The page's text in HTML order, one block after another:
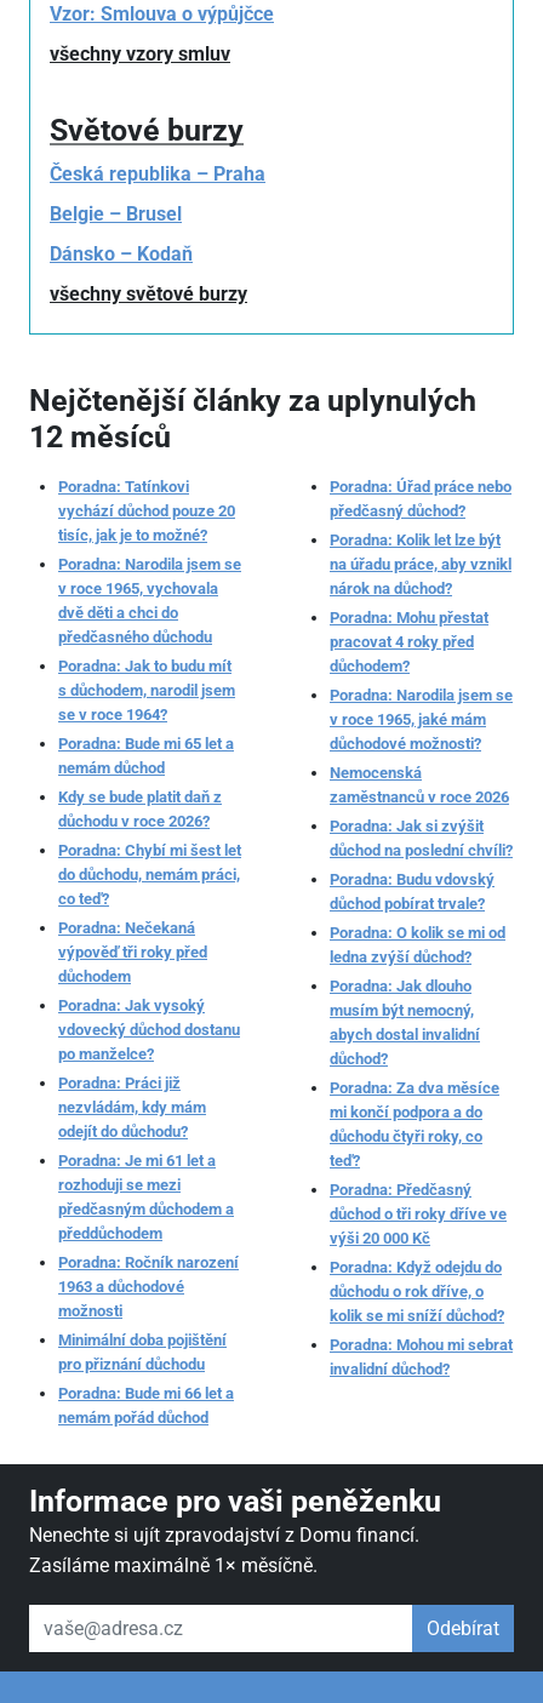
Vzor: Smlouva o výpůjčce
všechny vzory smluv
Světové burzy
Česká republika – Praha
Belgie – Brusel
Dánsko – Kodaň
všechny světové burzy
Nejčtenější články za uplynulých
12 měsíců
Poradna: Tatínkovi
vychází důchod pouze 20
tisíc, jak je to možné?
Poradna: Narodila jsem se
v roce 1965, vychovala
dvě děti a chci do
předčasného důchodu
Poradna: Jak to budu mít
s důchodem, narodil jsem
se v roce 1964?
Poradna: Bude mi 65 let a
nemám důchod
Kdy se bude platit daň z
důchodu v roce 2026?
Poradna: Chybí mi šest let
do důchodu, nemám práci,
co teď?
Poradna: Nečekaná
výpověď tři roky před
důchodem
Poradna: Jak vysoký
vdovecký důchod dostanu
po manželce?
Poradna: Práci již
nezvládám, kdy mám
odejít do důchodu?
Poradna: Je mi 61 let a
rozhoduji se mezi
předčasným důchodem a
předdůchodem
Poradna: Ročník narození
1963 a důchodové
možnosti
Minimální doba pojištění
pro přiznání důchodu
Poradna: Bude mi 66 let a
nemám pořád důchod
Poradna: Úřad práce nebo
předčasný důchod?
Poradna: Kolik let lze být
na úřadu práce, aby vznikl
nárok na důchod?
Poradna: Mohu přestat
pracovat 4 roky před
důchodem?
Poradna: Narodila jsem se
v roce 1965, jaké mám
důchodové možnosti?
Nemocenská
zaměstnanců v roce 2026
Poradna: Jak si zvýšit
důchod na poslední chvíli?
Poradna: Budu vdovský
důchod pobírat trvale?
Poradna: O kolik se mi od
ledna zvýší důchod?
Poradna: Jak dlouho
musím být nemocný,
abych dostal invalidní
důchod?
Poradna: Za dva měsíce
mi končí podpora a do
důchodu čtyři roky, co
teď?
Poradna: Předčasný
důchod o tři roky dříve ve
výši 20 000 Kč
Poradna: Když odejdu do
důchodu o rok dříve, o
kolik se mi sníží důchod?
Poradna: Mohou mi sebrat
invalidní důchod?
Informace pro vaši peněženku
Nenechte si ujít zpravodajství z Domu financí.
Zasíláme maximálně 1× měsíčně.
váš email Odebírat